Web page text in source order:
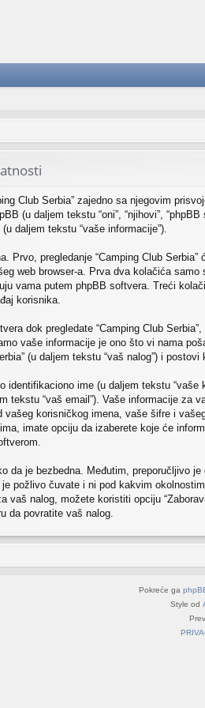
Club Serbia” zajedno sa njegovim
(u daljem tekstu “oni”, “njihovi”,
daljem tekstu “vaše informacije”).
Prvo, pregledanje “Camping Club
web browser-a. Prva dva kolačića
vama putem phpBB softvera. Treći
korisnika.
dok pregledate “Camping Club
vaše informacije je ono što vi nama
(u daljem tekstu “vaš nalog”) i
identifikaciono ime (u daljem tekstu
tekstu “vaš email”). Vaše informacije
korisničkog imena, vaše šifre i
imate opciju da izaberete koje će
da je bezbedna. Međutim, preporučljivo
požlivo čuvate i ni pod kakvim
vaš nalog, možete koristiti opciju
da povratite vaš nalog.
Pokreće ga
Style od